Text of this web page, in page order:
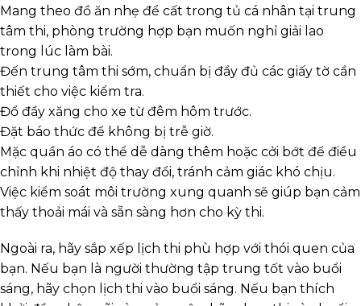
Mang theo đồ ăn nhẹ để cất trong tủ cá nhân tại trung
tâm thi, phòng trường hợp bạn muốn nghỉ giải lao
trong lúc làm bài.
Đến trung tâm thi sớm, chuẩn bị đầy đủ các giấy tờ cần
thiết cho việc kiểm tra.
Đổ đầy xăng cho xe từ đêm hôm trước.
Đặt báo thức để không bị trễ giờ.
Mặc quần áo có thể dễ dàng thêm hoặc cởi bớt để điều
chỉnh khi nhiệt độ thay đổi, tránh cảm giác khó chịu.
Việc kiểm soát môi trường xung quanh sẽ giúp bạn cảm
thấy thoải mái và sẵn sàng hơn cho kỳ thi.
Ngoài ra, hãy sắp xếp lịch thi phù hợp với thói quen của
bạn. Nếu bạn là người thường tập trung tốt vào buổi
sáng, hãy chọn lịch thi vào buổi sáng. Nếu bạn thích